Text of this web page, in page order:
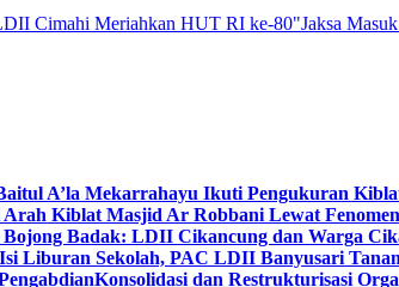
Cimahi Meriahkan HUT RI ke-80"Jaksa
A’la Mekarrahayu Ikuti Pengukuran
Kiblat Masjid Ar Robbani Lewat
Bojong Badak: LDII Cikancung dan Warga
Isi Liburan Sekolah, PAC LDII Banyusari
Konsolidasi dan Restrukturisasi